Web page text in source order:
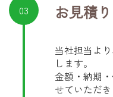
03 お見積り
当社担当よ
します。
金額・納期
せていただき